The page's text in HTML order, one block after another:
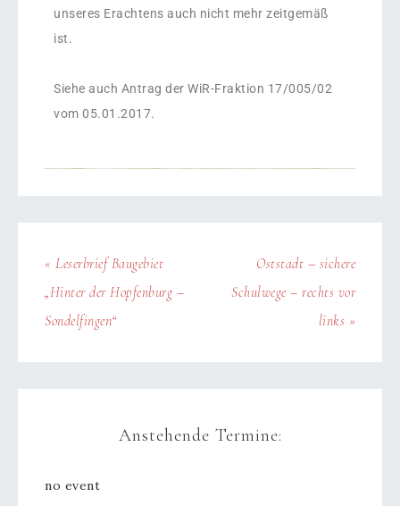
unseres Erachtens auch nicht mehr zeitgemäß
ist.
Siehe auch Antrag der WiR-Fraktion 17/005/02
vom 05.01.2017.
« Leserbrief Baugebiet
„Hinter der Hopfenburg –
Sondelfingen“
Oststadt – sichere
Schulwege – rechts vor
links »
Anstehende Termine:
no event